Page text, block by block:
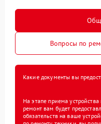
Вопросы по
Какие документы вы
На этапе приема
ремонт вам будет
обязательств на ваше